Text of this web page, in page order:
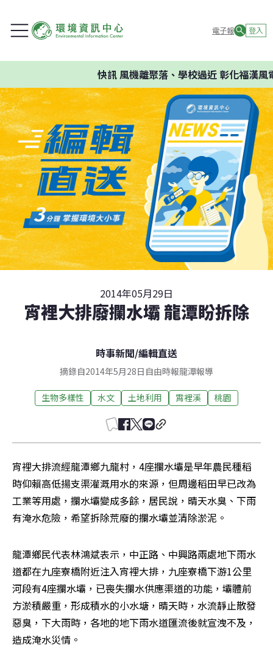
電子報 登入
快訊風機離聚落、學校過近 彰化福漢風
2014年05月29日
宵裡大排廢攔水壩 龍潭盼拆除
時事新聞/編輯直送
摘錄自2014年5月28日自由時報龍潭報導
生物多樣性 水文 土地利用 霄裡溪 桃園
宵裡大排流經龍潭鄉九龍村，4座攔水壩是早年農民種稻
時仰賴高低揚支渠灌溉用水的來源，但周邊稻田早已改為
工業等用處，攔水壩變成多餘，居民說，晴天水臭、下雨
有淹水危險，希望拆除荒廢的攔水壩並清除淤泥。
龍潭鄉民代表林鴻斌表示，中正路、中興路兩處地下雨水
道都在九座寮橋附近注入宵裡大排，九座寮橋下游1公里
河段有4座攔水壩，已喪失攔水供應渠道的功能，壩體前
方淤積嚴重，形成積水的小水塘，晴天時，水流靜止散發
惡臭，下大雨時，各地的地下雨水道匯流後就宣洩不及，
造成淹水災情。